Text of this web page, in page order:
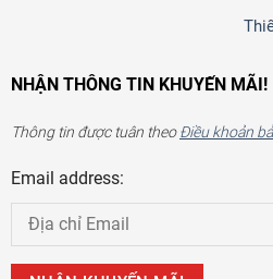
NHẬN THÔNG TIN KHUYẾN MÃI!
Thông tin được tuân theoĐiều khoản
Email address: